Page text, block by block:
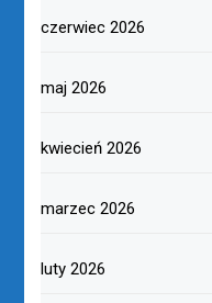
czerwiec 2026
maj 2026
kwiecień 2026
marzec 2026
luty 2026